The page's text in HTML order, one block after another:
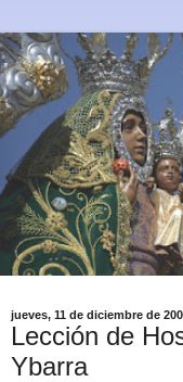
jueves, 11 de diciembre de
Lección de
Ybarra